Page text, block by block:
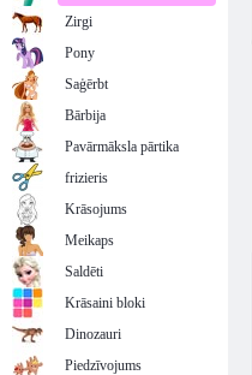
Zirgi
Pony
Saģērbt
Bārbija
Pavārmāksla pārtika
frizieris
Krāsojums
Meikaps
Saldēti
Krāsaini bloki
Dinozauri
Piedzīvojums